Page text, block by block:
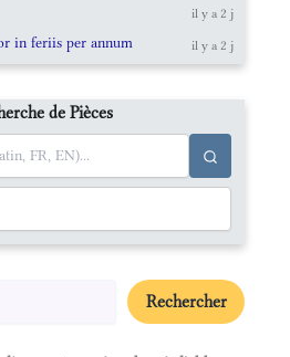
il y a 2 j
in feriis per annum il y a 2 j
de Pièces
Rechercher